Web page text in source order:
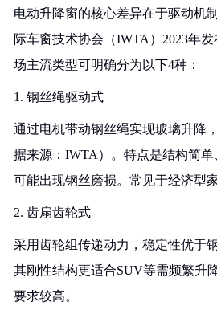
电动升降窗的核心差异在于驱动机
际车窗技术协会（IWTA）2023年
场主流类型可明确分为以下4种：
1. 钢丝绳驱动式
通过电机带动钢丝绳实现玻璃升降
据来源：IWTA）。特点是结构简
可能出现钢丝磨损。常见于经济型
2. 齿扇齿轮式
采用齿轮组传递动力，稳定性优于
其刚性结构更适合SUV等需频繁升
要求较高。